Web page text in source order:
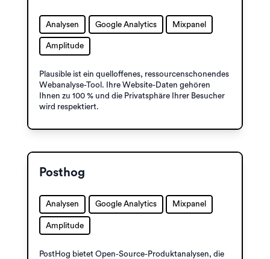
Analysen Google Analytics Mixpanel
Amplitude
Plausible ist ein quelloffenes, ressourcenschonendes
Webanalyse-Tool. Ihre Website-Daten gehören
Ihnen zu 100 % und die Privatsphäre Ihrer Besucher
wird respektiert.
Posthog
Analysen Google Analytics Mixpanel
Amplitude
PostHog bietet Open-Source-Produktanalysen, die